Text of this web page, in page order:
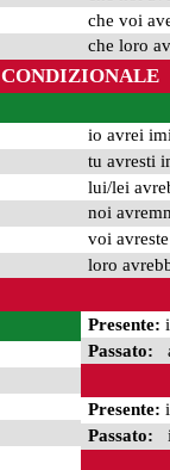
che voi
che loro
CONDIZIONALE
io avrei
tu avresti
lui/lei
noi
voi
loro
Presente:
Passato:
Presente:
Passato: